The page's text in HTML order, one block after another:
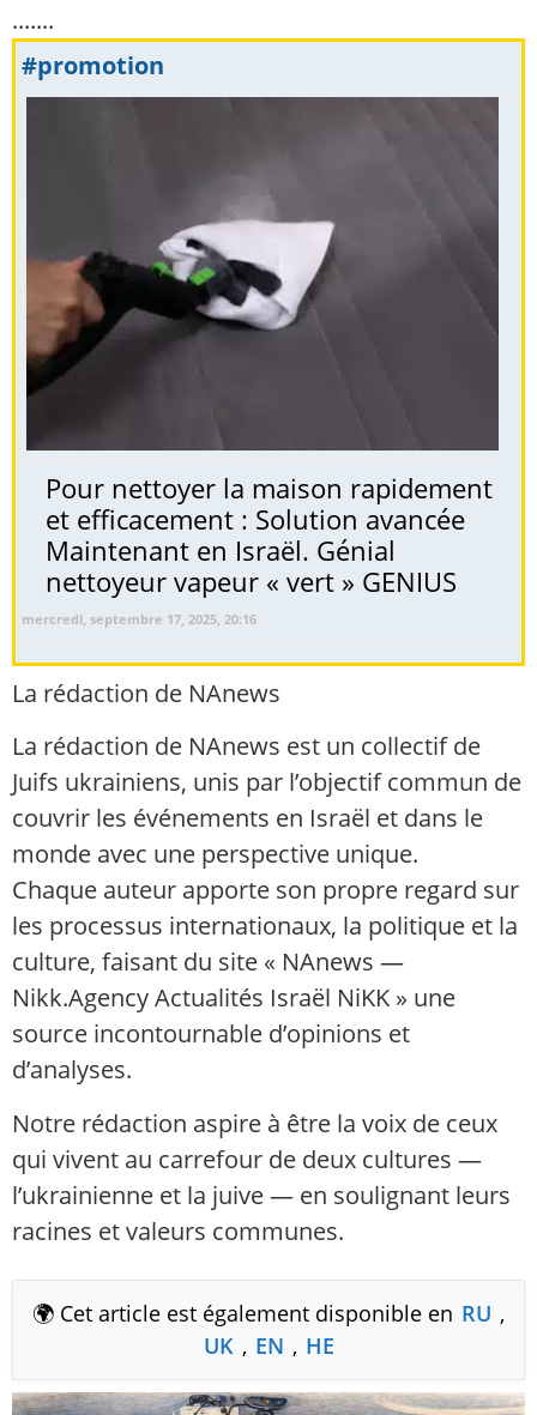
.......
#promotion
Pour nettoyer la maison rapidement
et efficacement : Solution avancée
Maintenant en Israël. Génial
nettoyeur vapeur « vert » GENIUS
mercredi, septembre 17, 2025, 20:16
La rédaction de NAnews
La rédaction de NAnews est un collectif de
Juifs ukrainiens, unis par l’objectif commun de
couvrir les événements en Israël et dans le
monde avec une perspective unique.
Chaque auteur apporte son propre regard sur
les processus internationaux, la politique et la
culture, faisant du site « NAnews —
Nikk.Agency Actualités Israël NiKK » une
source incontournable d’opinions et
d’analyses.
Notre rédaction aspire à être la voix de ceux
qui vivent au carrefour de deux cultures —
l’ukrainienne et la juive — en soulignant leurs
racines et valeurs communes.
🌍 Cet article est également disponible en RU ,
UK , EN , HE